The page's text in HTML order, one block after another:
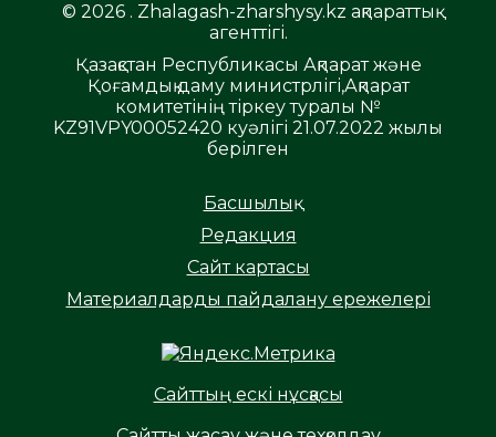
© 2026 . Zhalagash-zharshysy.kz ақпараттық
агенттігі.
Қазақстан Республикасы Ақпарат және
Қоғамдық даму министрлігі,Ақпарат
комитетінің тіркеу туралы №
KZ91VPY00052420 куәлігі 21.07.2022 жылы
берілген
Басшылық
Редакция
Сайт картасы
Материалдарды пайдалану ережелері
Сайттың ескі нұсқасы